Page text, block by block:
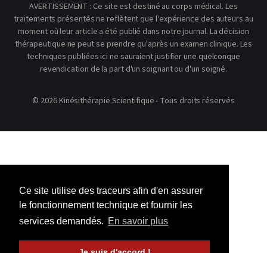
Ce site utilise des traceurs afin d'en assurer
le fonctionnement technique et fournir les
services demandés. En savoir plus
AVERTISSEMENT : Ce site est destiné au corps médical. Les
traitements présentés ne reflètent que l'expérience des auteurs au
moment où leur article a été publié dans notre journal. La décision
thérapeutique ne peut se prendre qu'après un examen clinique. Les
techniques publiées ici ne sauraient justifier une quelconque
revendication de la part d'un soignant ou d'un soigné.
© 2026 Kinésithérapie Scientifique - Tous droits réservés